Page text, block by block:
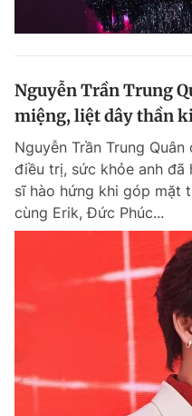
Nguyễn Trần Trung
miệng, liệt dây thần
Nguyễn Trần Trung
điều trị, sức khỏe anh đã
sĩ hào hứng khi góp mặt
cùng Erik, Đức Phúc...